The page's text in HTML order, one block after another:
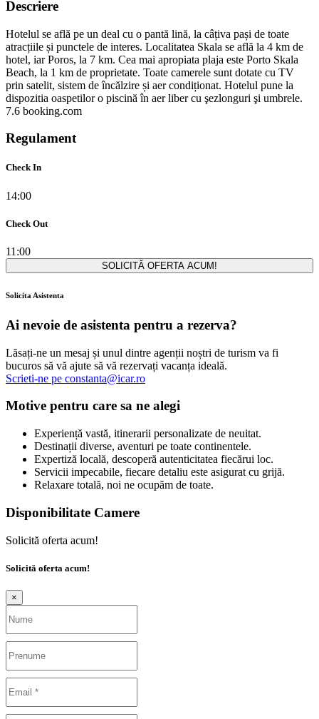
Descriere
Hotelul se află pe un deal cu o pantă lină, la câțiva pași de toate
atracțiile și punctele de interes. Localitatea Skala se află la 4 km de
hotel, iar Poros, la 7 km. Cea mai apropiata plaja este Porto Skala
Beach, la 1 km de proprietate. Toate camerele sunt dotate cu TV
prin satelit, sistem de încălzire și aer condiționat. Hotelul pune la
dispozitia oaspetilor o piscină în aer liber cu şezlonguri şi umbrele.
7.6 booking.com
Regulament
Check In
14:00
Check Out
11:00
SOLICITĂ OFERTA ACUM!
Solicita Asistenta
Ai nevoie de asistenta pentru a rezerva?
Lăsați-ne un mesaj și unul dintre agenții noștri de turism va fi
bucuros să vă ajute să vă rezervați vacanța ideală.
Scrieti-ne pe constanta@icar.ro
Motive pentru care sa ne alegi
Experiență vastă, itinerarii personalizate de neuitat.
Destinații diverse, aventuri pe toate continentele.
Expertiză locală, descoperă autenticitatea fiecărui loc.
Servicii impecabile, fiecare detaliu este asigurat cu grijă.
Relaxare totală, noi ne ocupăm de toate.
Disponibilitate Camere
Solicită oferta acum!
Solicită oferta acum!
×